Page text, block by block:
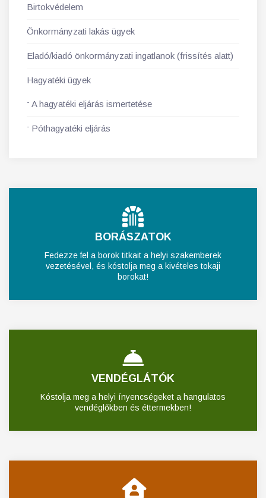
Birtokvédelem
Önkormányzati lakás ügyek
Eladó/kiadó önkormányzati ingatlanok (frissítés alatt)
Hagyatéki ügyek
A hagyatéki eljárás ismertetése
Póthagyatéki eljárás
BORÁSZATOK
Fedezze fel a borok titkait a helyi szakemberek
vezetésével, és kóstolja meg a kivételes tokaji
borokat!
VENDÉGLÁTÓK
Kóstolja meg a helyi ínyencségeket a hangulatos
vendéglőkben és éttermekben!